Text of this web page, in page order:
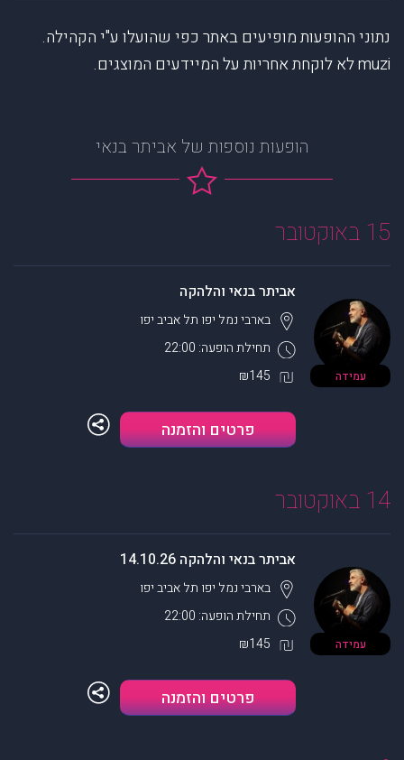
נתוני ההופעות מופיעים באתר כפי שהועלו ע"י הקהילה.
muzi לא לוקחת אחריות על המיידעים המוצגים.
הופעות נוספות של אביתר בנאי
15 באוקטובר
עמידה
אביתר בנאי והלהקה
תחילת הופעה: 22:00
בארבי נמל יפו תל אביב יפו
₪145
פרטים והזמנה
14 באוקטובר
עמידה
אביתר בנאי והלהקה 14.10.26
תחילת הופעה: 22:00
בארבי נמל יפו תל אביב יפו
₪145
פרטים והזמנה